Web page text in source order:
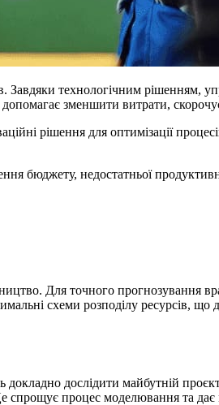
Завдяки технологічним рішенням,
зменшити витрати,
рішення для оптимізації
бюджету, недостатньої
Для точного прогнозування
схеми розподілу ресурсів, що
докладно дослідити майбутній
спрощує процес моделювання та